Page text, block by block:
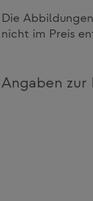
Die
nicht im Preis
Angaben zur